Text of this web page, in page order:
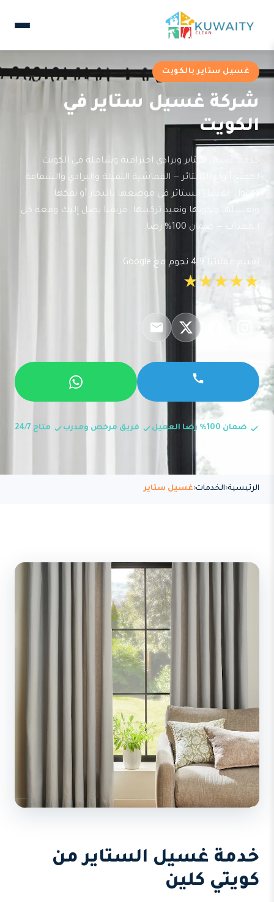
غسيل ستاير بالكويت
شركة غسيل ستاير في
الكويت
خدمة غسيل ستاير وبرادي احترافية وشاملة في الكويت
لجميع أنواع الستائر — القماشية الثقيلة والبرادي والشفافة
والتول. نغسل الستائر في موضعها بالبخار أو نفكها
ونغسلها ونكويها ونعيد تركيبها. فريقنا يصل إليك ومعه كل
المعدات — ضمان 100% رضا.
تقييم عملائنا 4.9 نجوم مع Google
★★★★★
ضمان 100% رضا العميل فريق مرخص ومدرب متاح 24/7
الرئيسية الخدمات غسيل ستاير
خدمة غسيل الستاير من
كويتي كلين